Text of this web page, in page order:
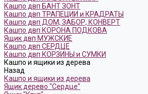
Кашпо двп БАНТ ЗОНТ
Кашпо двп ТРАПЕЦИИ и КРАДРАТЫ
Кашпо двп ДОМ, ЗАБОР, КОНВЕРТ
Кашпо двп КОРОНА ПОДКОВА
Ящик двп МУЖСКИЕ
Кашпо двп СЕРДЦЕ
Кашпо двп КОРЗИНЫ и СУМКИ
Кашпо и ящики из дерева
Назад
Кашпо и ящики из дерева
Ящик дерево "Сердце"